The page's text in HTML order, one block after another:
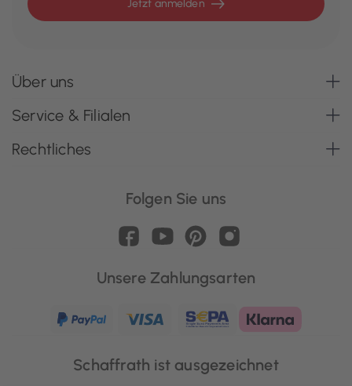
Jetzt anmelden
Über uns
Service & Filialen
Rechtliches
Folgen Sie uns
Unsere Zahlungsarten
Schaffrath ist ausgezeichnet